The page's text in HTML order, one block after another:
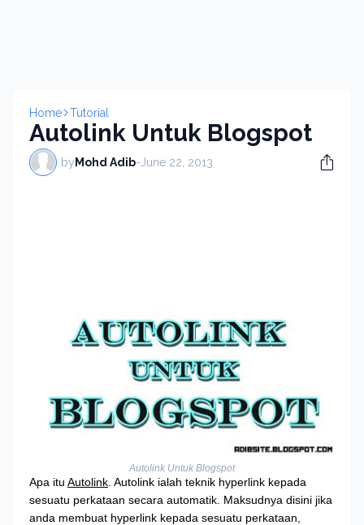
Home Tutorial
Autolink Untuk Blogspot
by Mohd Adib- June 22, 2013
Autolink Untuk Blogspot
Apa itu Autolink . Autolink ialah teknik hyperlink kepada
sesuatu perkataan secara automatik. Maksudnya disini jika
anda membuat hyperlink kepada sesuatu perkataan,